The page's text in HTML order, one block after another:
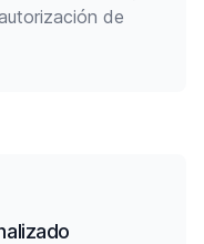
de